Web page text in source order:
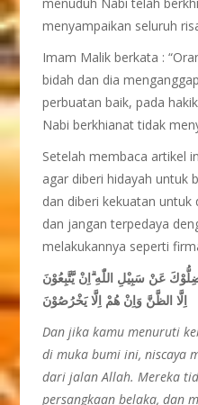
menyampaikan seluruh
Imam Malik berkata :
bidah dan dia
perbuatan baik, pada
Nabi berkhianat tidak
Setelah membaca artikel
agar diberi hidayah untuk
dan diberi kekuatan
dan jangan terpedaya
melakukannya seperti
عَنْ سَبِيْلِ اللّٰهِ ۗاِنْ يَّتَّبِعُوْنَ
اِلَّا الظَّنَّ وَاِنْ هُمْ اِلَّا يَخْرُصُوْنَ
Dan jika kamu menuruti
di muka bumi ini, niscaya
dari jalan Allah. Mereka
persangkaan belaka, dan